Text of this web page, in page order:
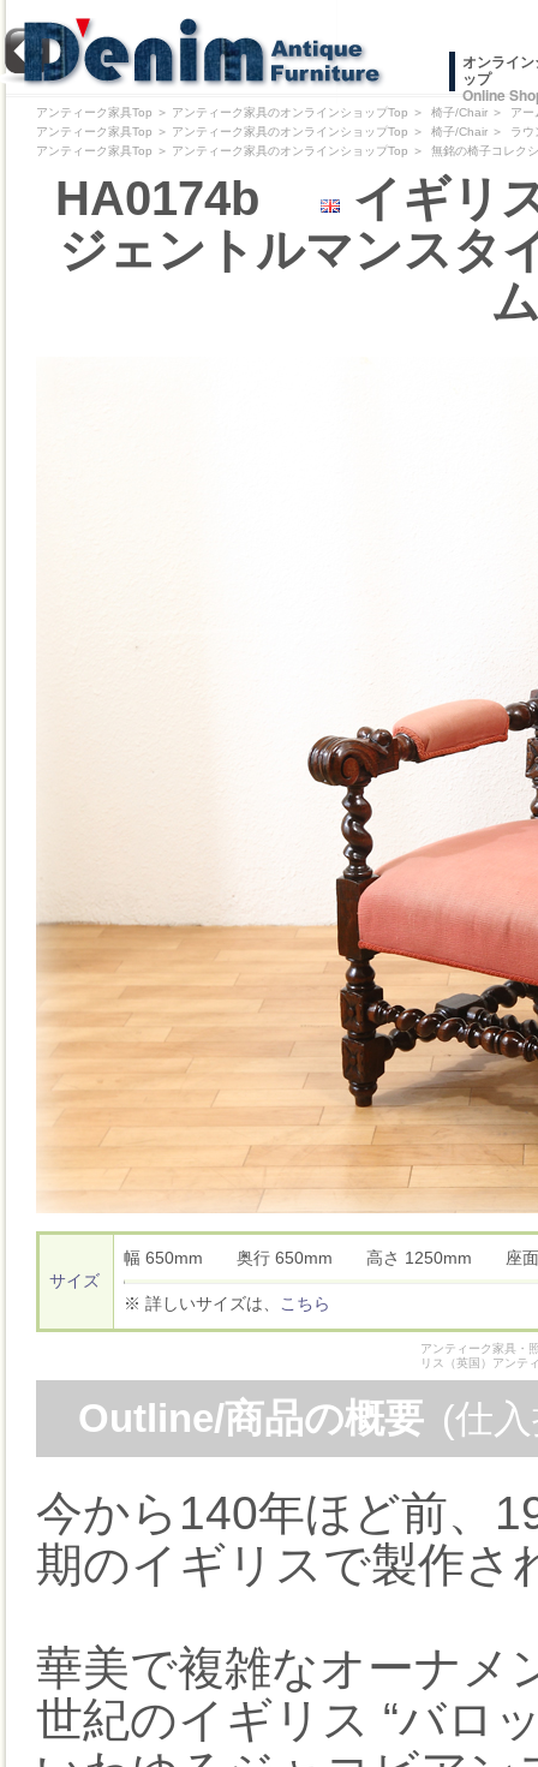
オンライ
ップ
Online
アンティーク家具Top ＞ アンティーク家具のオンラインショップTop ＞ 椅子/Chair ＞
アー
アンティーク家具Top ＞ アンティーク家具のオンラインショップTop ＞ 椅子/Chair ＞
ラウ
アンティーク家具Top ＞ アンティーク家具のオンラインショップTop ＞ 無銘の椅子コレク
HA0174b
イギリ
ジェントルマンスタ
サイズ
幅 650mm 奥行 650mm 高さ 1250mm 座
※ 詳しいサイズは、 こちら
アンティーク家具・
リス（英国）アンテ
Outline/商品の概要 (仕
今から140年ほど前、
期のイギリスで製作さ
華美で複雑なオーナメ
世紀のイギリス “バロ